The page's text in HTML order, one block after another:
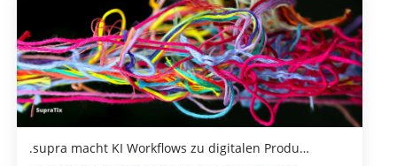
.supra macht KI Workflows zu digitalen Produ…